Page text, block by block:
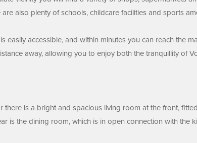
also plenty of schools, childcare facilities and sports
easily accessible, and within minutes you can reach the
away, allowing you to enjoy both the tranquillity of
is a bright and spacious living room at the front,
is the dining room, which is in open connection with the